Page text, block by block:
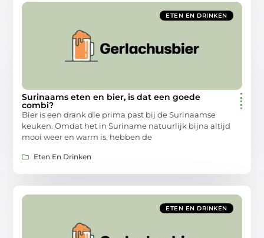
ETEN EN DRINKEN
Surinaams eten en bier, is dat een goede
combi?
Bier is een drank die prima past bij de Surinaamse
keuken. Omdat het in Suriname natuurlijk bijna altijd
mooi weer en warm is, hebben de
Eten En Drinken
ETEN EN DRINKEN